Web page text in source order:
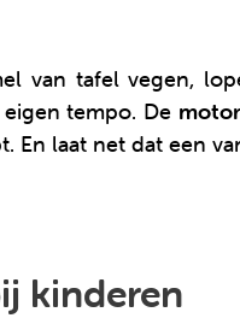
van tafel vegen,
tempo. De
laat net dat een
kinderen